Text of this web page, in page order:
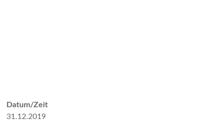
Datum/Zeit
31.12.2019